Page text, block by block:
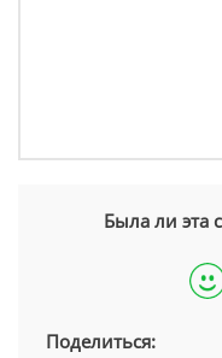
Была ли эта
Поделиться: